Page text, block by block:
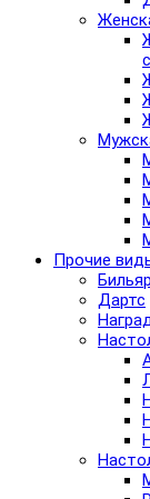
Прочие
Дартс